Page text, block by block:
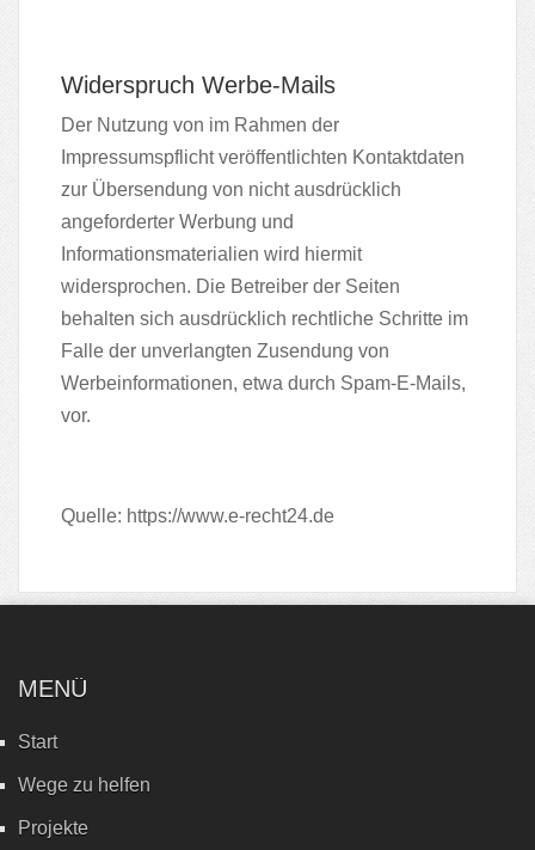
Widerspruch Werbe-Mails
Der Nutzung von im Rahmen der
Impressumspflicht veröffentlichten Kontaktdaten
zur Übersendung von nicht ausdrücklich
angeforderter Werbung und
Informationsmaterialien wird hiermit
widersprochen. Die Betreiber der Seiten
behalten sich ausdrücklich rechtliche Schritte im
Falle der unverlangten Zusendung von
Werbeinformationen, etwa durch Spam-E-Mails,
vor.
Quelle: https://www.e-recht24.de
MENÜ
Start
Wege zu helfen
Projekte